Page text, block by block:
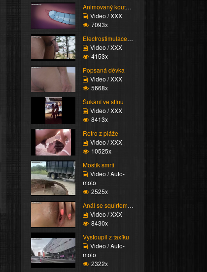
Animovaný koutek vol.1...
Video / XXX
7093x
Electrostimulace pinďo...
Video / XXX
4153x
Popsaná děvka
Video / XXX
5668x
Šukání ve stínu
Video / XXX
8413x
Retro z pláže
Video / XXX
10525x
Mostík smrti
Video / Auto-
moto
2525x
Anál se squirtem nakon...
Video / XXX
8430x
Vystoupil z taxíku
Video / Auto-
moto
2322x